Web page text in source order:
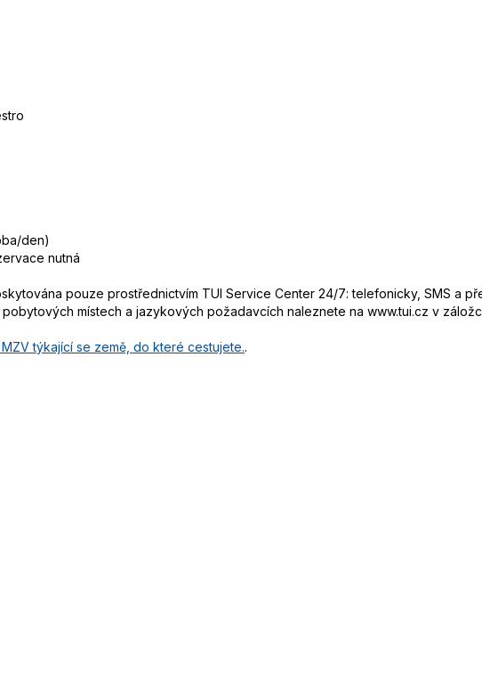
den)
nutná
pouze prostřednictvím TUI Service Center 24/7: telefonicky, SMS a
místech a jazykových požadavcích naleznete na www.tui.cz v
týkající se země, do které cestujete..